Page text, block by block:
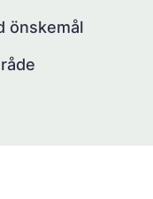
önskemål